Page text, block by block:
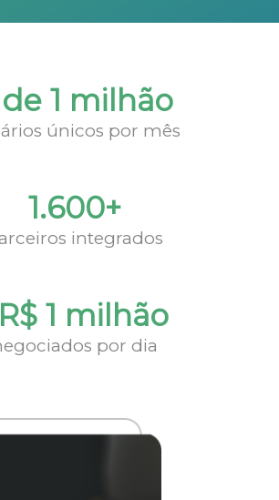
1 milhão
únicos por mês
1.600+
integrados
1 milhão
por dia